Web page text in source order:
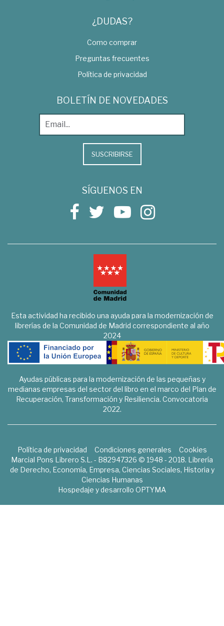
¿DUDAS?
Como comprar
Preguntas frecuentes
Política de privacidad
BOLETÍN DE NOVEDADES
SUSCRIBIRSE
SÍGUENOS EN
Esta actividad ha recibido una ayuda para la modernización de
librerías de la Comunidad de Madrid correspondiente al año
2024
Ayudas públicas para la modernización de las pequeñas y
medianas empresas del sector del libro en el marco del Plan de
Recuperación, Transformación y Resiliencia. Convocatoria
2022.
Política de privacidad Condiciones generales
Cookies
Marcial Pons Librero S.L. - B82947326 © 1948 - 2018. Librería
de Derecho, Economía, Empresa, Ciencias Sociales, Historia y
Ciencias Humanas
Hospedaje y desarrollo OPTYMA